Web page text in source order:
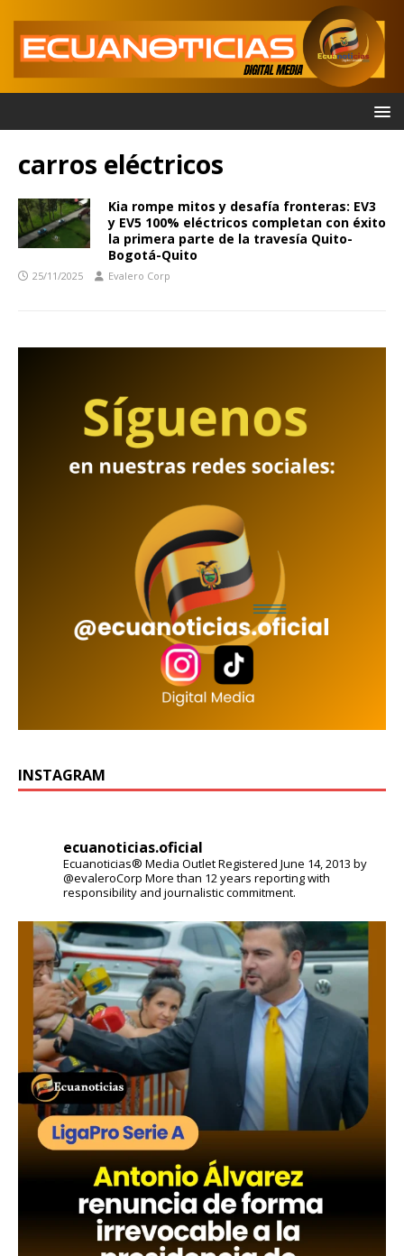
carros eléctricos
Kia rompe mitos y desafía fronteras: EV3
y EV5 100% eléctricos completan con éxito
la primera parte de la travesía Quito-
Bogotá-Quito
25/11/2025 Evalero Corp
INSTAGRAM
ecuanoticias.oficial
Ecuanoticias® Media OutletRegistered June 14, 2013 by
@evaleroCorp More than 12 years reporting with
responsibility and journalistic commitment.